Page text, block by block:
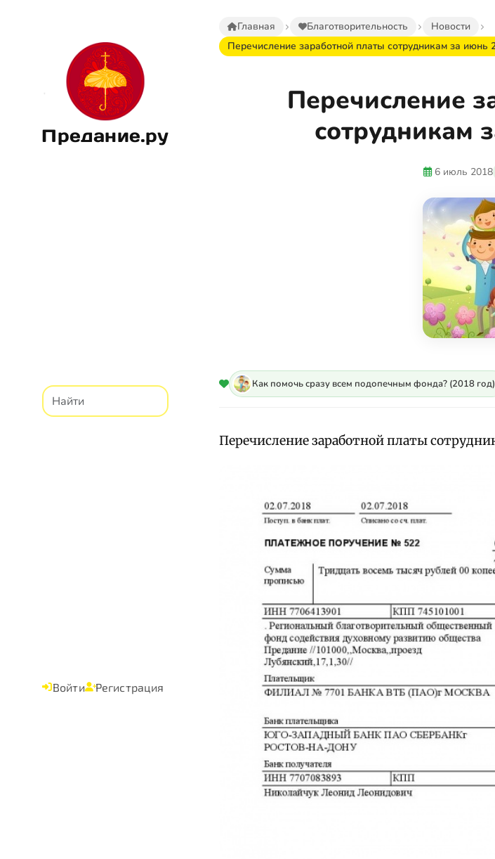
Предание.ру
Войти Регистрация
Главная Благотворительность
Новости
Перечисление заработной платы сотрудникам за июнь
Перечисление
сотрудникам
6 июль 2018
Как помочь сразу всем подопечным фонда? (2018 год)
Перечисление заработной платы